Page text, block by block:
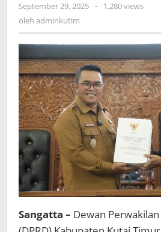
September 29, 2025 oleh
-
1,280 views
oleh adminkutim
Sangatta – Dewan